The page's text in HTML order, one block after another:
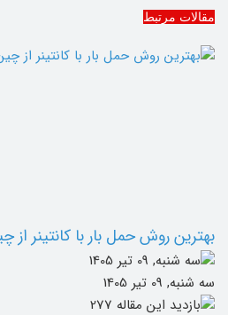
مقالات مرتبط
بهترین روش حمل بار با کانتینر از
سه شنبه, 09 تیر 1405